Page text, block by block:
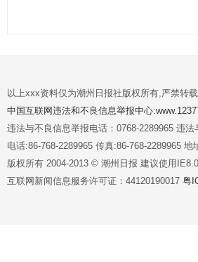
以上xxx资料仅为潮州日报社版权所有,严禁转
中国互联网违法和不良信息举报中心
违法与不良信息举报电话：0768-2289965 违
电话:86-768-2289965 传真:86-768-2289965
版权所有 2004-2013 © 潮州日报 建议使用
互联网新闻信息服务许可证：44120190017 粤